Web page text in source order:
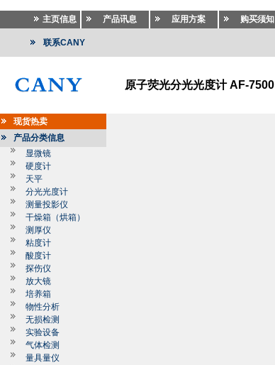
主页信息 产品讯息 应用方案 购买须知
联系CANY
原子荧光分光光度计 AF-7500
现货热卖
产品分类信息
显微镜
硬度计
天平
分光光度计
测量投影仪
干燥箱（烘箱）
测厚仪
粘度计
酸度计
探伤仪
放大镜
培养箱
物性分析
无损检测
实验设备
气体检测
量具量仪